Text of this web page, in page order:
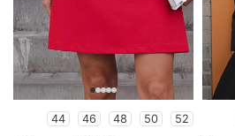
44 46 48 50 52